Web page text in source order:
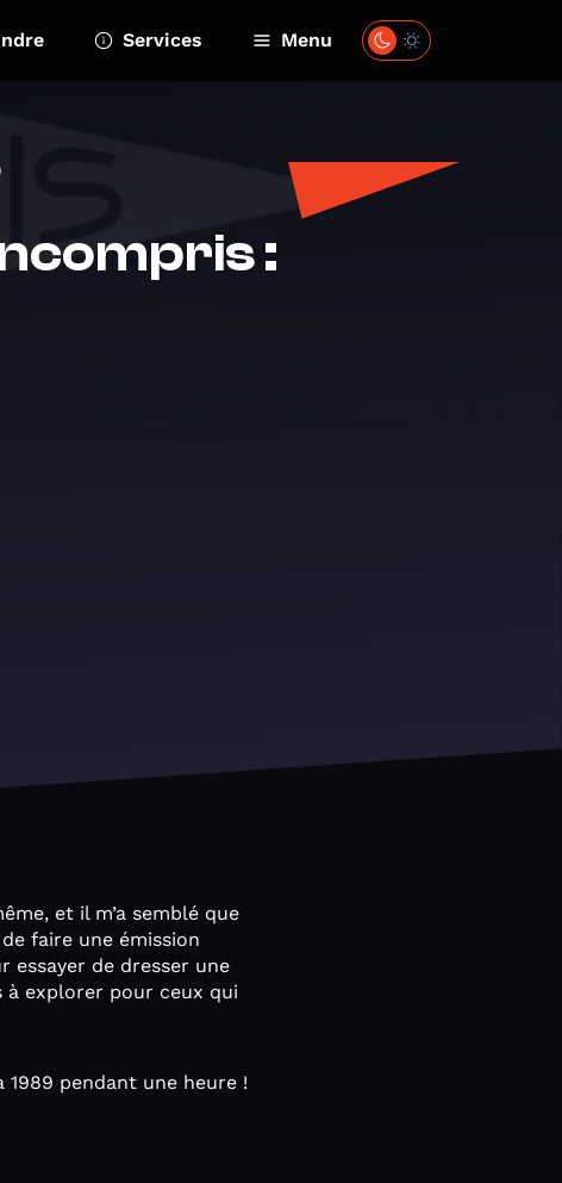
Services Menu
:
et il m’a semblé que
faire une émission
essayer de dresser une
à explorer pour ceux qui
1989 pendant une heure !